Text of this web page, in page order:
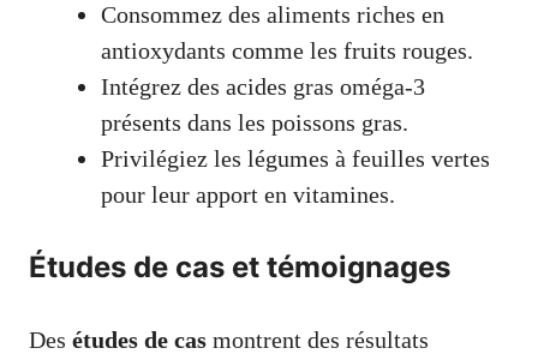
Consommez des aliments riches en
antioxydants comme les fruits rouges.
Intégrez des acides gras oméga-3
présents dans les poissons gras.
Privilégiez les légumes à feuilles vertes
pour leur apport en vitamines.
Études de cas et témoignages
Des études de cas montrent des résultats